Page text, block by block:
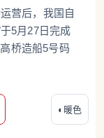
营后，我国自
5月27日完成
桥造船5号码
◐ 暖色